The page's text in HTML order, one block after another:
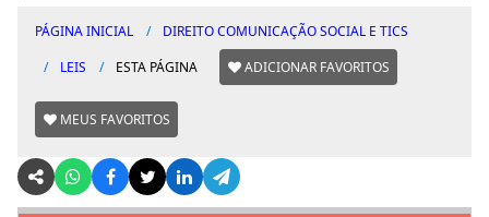
PÁGINA INICIAL
DIREITO COMUNICAÇÃO SOCIAL E TICS
LEIS
ESTA PÁGINA ADICIONAR FAVORITOS
MEUS FAVORITOS